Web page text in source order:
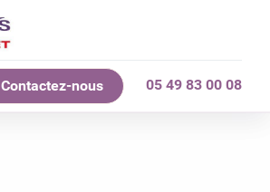
Contactez-nous 05 49 83 00 08